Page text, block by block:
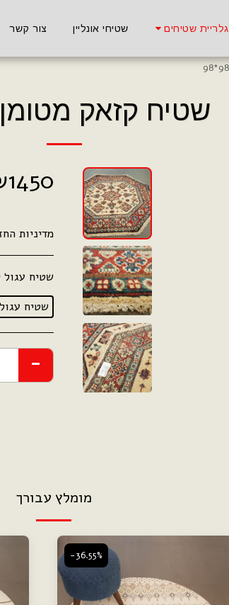
גלריית שטיחים שטיחי אונליין צור קשר
שטיח קזאק מטומן 98*98
1450
מדיניות
שטיח עגול
שטיח עגול
מומלץ עבורך
-36.55%